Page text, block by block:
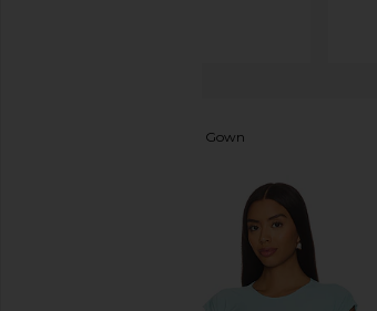
Skye Gown
favoritoDeme by Gabriella Skye